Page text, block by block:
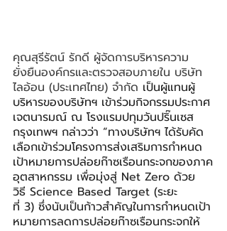
คุณสุรีรัตน์ รักดี ผู้จัดการบริหารความ
ยั่งยืนองค์กรและตรวจสอบภายใน บริษัท
ไลอ้อน (ประเทศไทย) จำกัด เป็นผู้แทนผู้
บริหารของบริษัทฯ เข้าร่วมกิจกรรมประกาศ
เจตนารมณ์ ณ โรงแรมปทุมวันปริ๊นเซส
กรุงเทพฯ กล่าวว่า “ทางบริษัทฯ ได้รับคัด
เลือกเข้าร่วมโครงการส่งเสริมการกำหนด
เป้าหมายการปล่อยก๊าซเรือนกระจกของภาค
อุตสาหกรรม เพื่อมุ่งสู่ Net Zero ด้วย
วิธี Science Based Target (ระยะ
ที่ 3) ซึ่งนับเป็นก้าวสำคัญในการกำหนดเป้า
หมายการลดการปล่อยก๊าซเรือนกระจกให้